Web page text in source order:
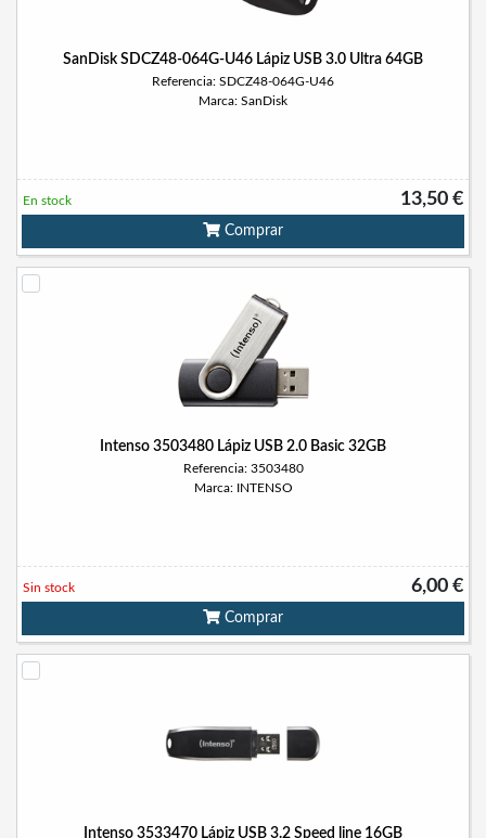
SanDisk SDCZ48-064G-U46 Lápiz USB 3.0 Ultra 64GB
Referencia: SDCZ48-064G-U46
Marca: SanDisk
13,50 €
En stock
Comprar
Intenso 3503480 Lápiz USB 2.0 Basic 32GB
Referencia: 3503480
Marca: INTENSO
6,00 €
Sin stock
Comprar
Intenso 3533470 Lápiz USB 3.2 Speed line 16GB